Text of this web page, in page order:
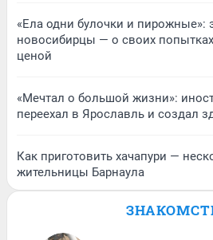
«Ела одни булочки и пирожные»:
новосибирцы — о своих
ценой
«Мечтал о большой жизни»:
переехал в Ярославль и создал
Как приготовить хачапури —
жительницы Барнаула